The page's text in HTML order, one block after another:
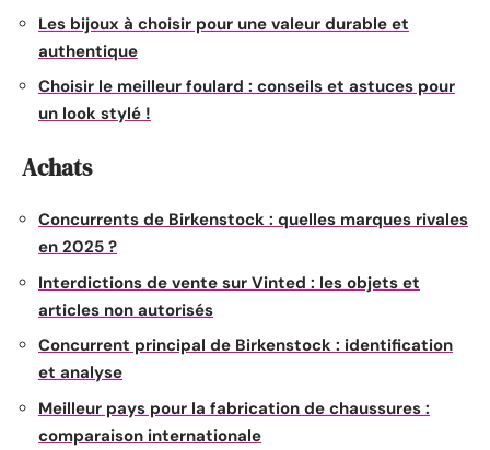
Les bijoux à choisir pour une valeur durable et
authentique
Choisir le meilleur foulard : conseils et astuces pour
un look stylé !
Achats
Concurrents de Birkenstock : quelles marques rivales
en 2025 ?
Interdictions de vente sur Vinted : les objets et
articles non autorisés
Concurrent principal de Birkenstock : identification
et analyse
Meilleur pays pour la fabrication de chaussures :
comparaison internationale